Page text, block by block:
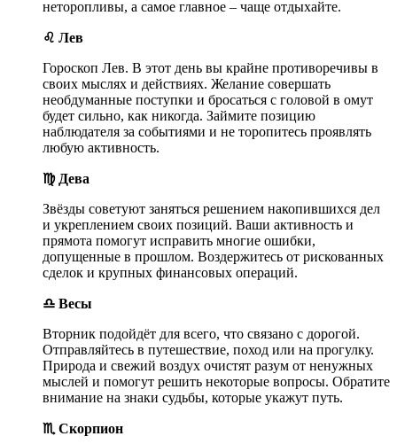
неторопливы, а самое главное – чаще отдыхайте.
♌ Лев
Гороскоп Лев. В этот день вы крайне противоречивы в
своих мыслях и действиях. Желание совершать
необдуманные поступки и бросаться с головой в омут
будет сильно, как никогда. Займите позицию
наблюдателя за событиями и не торопитесь проявлять
любую активность.
♍ Дева
Звёзды советуют заняться решением накопившихся дел
и укреплением своих позиций. Ваши активность и
прямота помогут исправить многие ошибки,
допущенные в прошлом. Воздержитесь от рискованных
сделок и крупных финансовых операций.
♎ Весы
Вторник подойдёт для всего, что связано с дорогой.
Отправляйтесь в путешествие, поход или на прогулку.
Природа и свежий воздух очистят разум от ненужных
мыслей и помогут решить некоторые вопросы. Обратите
внимание на знаки судьбы, которые укажут путь.
♏ Скорпион